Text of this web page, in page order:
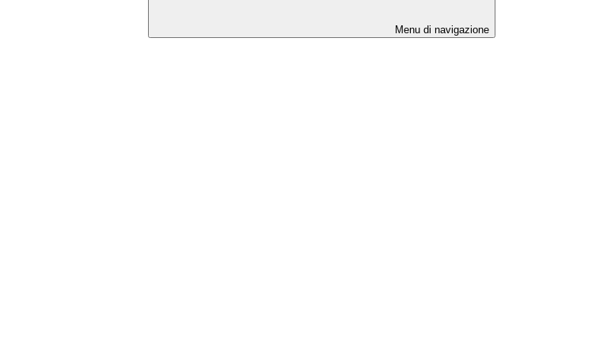
Menu di navigazione